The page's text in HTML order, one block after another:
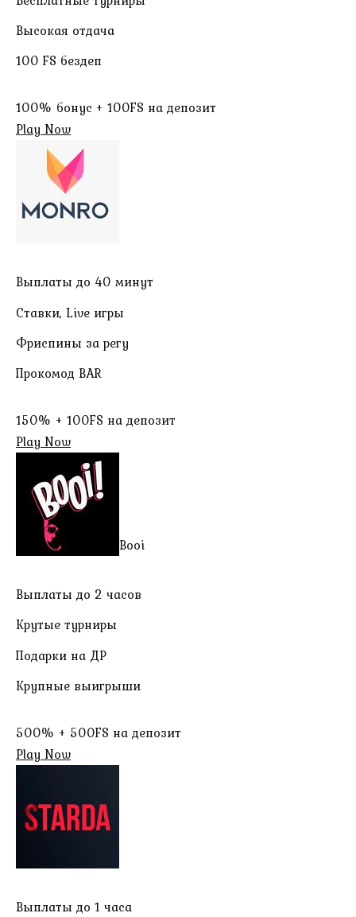
Высокая отдача
100 FS бездеп
100% бонус + 100FS на депозит
Play Now
Выплаты до 40 минут
Ставки, Live игры
Фриспины за регу
Прокомод BAR
150% + 100FS на депозит
Play Now
Booi
Выплаты до 2 часов
Крутые турниры
Подарки на ДР
Крупные выигрыши
500% + 500FS на депозит
Play Now
Выплаты до 1 часа